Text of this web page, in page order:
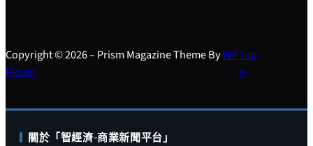
Copyright © 2026 – Prism Magazine Theme ByWP
Plover
Top
↑
關於「智經濟-商業新聞平台」